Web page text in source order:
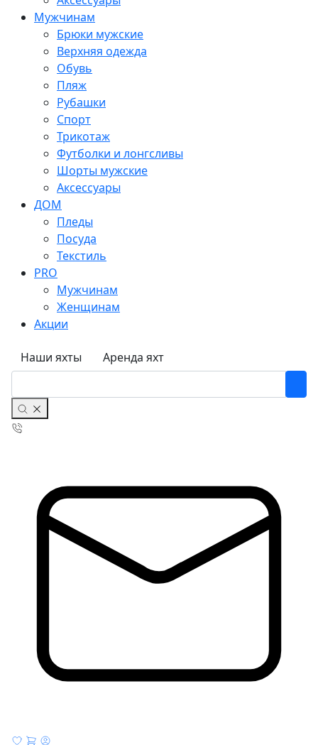
Мужчинам
Брюки мужские
Верхняя одежда
Обувь
Пляж
Рубашки
Спорт
Трикотаж
Футболки и лонгсливы
Шорты мужские
Аксессуары
ДОМ
Пледы
Посуда
Текстиль
PRO
Мужчинам
Женщинам
Акции
Наши яхты Аренда яхт